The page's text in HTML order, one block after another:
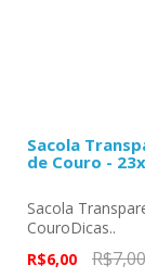
Sacola
de Couro -
Sacola
CouroDicas..
R$6,00
R$7,00